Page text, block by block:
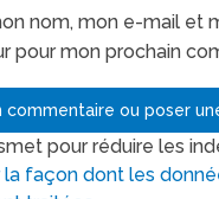
nom, mon e-mail et
pour mon prochain
pour réduire les
la façon dont les